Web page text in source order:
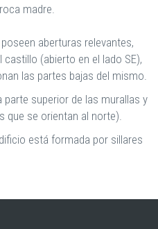
madre.
aberturas relevantes,
(abierto en el lado SE),
las partes bajas del mismo.
superior de las murallas y
se orientan al norte).
está formada por sillares